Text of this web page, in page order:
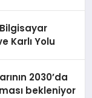
Karlı Yolu
2030’da
bekleniyor